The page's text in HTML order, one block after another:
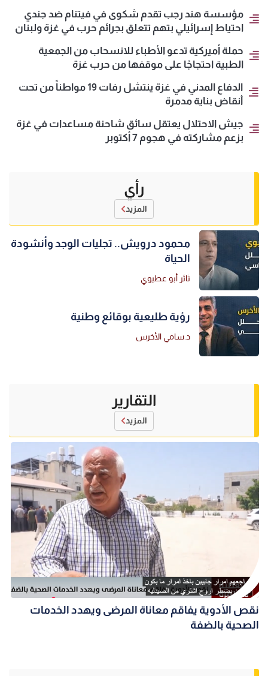
مؤسسة هند رجب تقدم شكوى في فيتنام ضد جندي
احتياط إسرائيلي بتهم تتعلق بجرائم حرب في غزة ولبنان
حملة أميركية تدعو الأطباء للانسحاب من الجمعية
الطبية احتجاجًا على موقفها من حرب غزة
الدفاع المدني في غزة ينتشل رفات 19 مواطناً من تحت
أنقاض بناية مدمرة
جيش الاحتلال يعتقل سائق شاحنة مساعدات في غزة
بزعم مشاركته في هجوم 7 أكتوبر
رأي
المزيد
محمود درويش.. تجليات الوجد وأنشودة
الحياة
ثائر أبو عطيوي
رؤية طليعية بوقائع وطنية
د.سامي الأخرس
التقارير
المزيد
نقص الأدوية يفاقم معاناة المرضى ويهدد الخدمات
الصحية بالضفة